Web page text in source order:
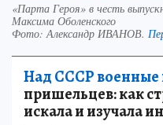
«Парта Героя» в честь
Максима Оболенского
Фото:Александр ИВАНОВ.
Над СССР военные
пришельцев: как
искала и изучала